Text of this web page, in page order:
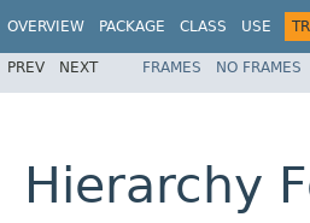
OVERVIEW PACKAGE CLASS USE
PREV NEXT FRAMES NO FRAMES
Hierarchy